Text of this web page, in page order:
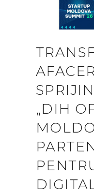
„DIH